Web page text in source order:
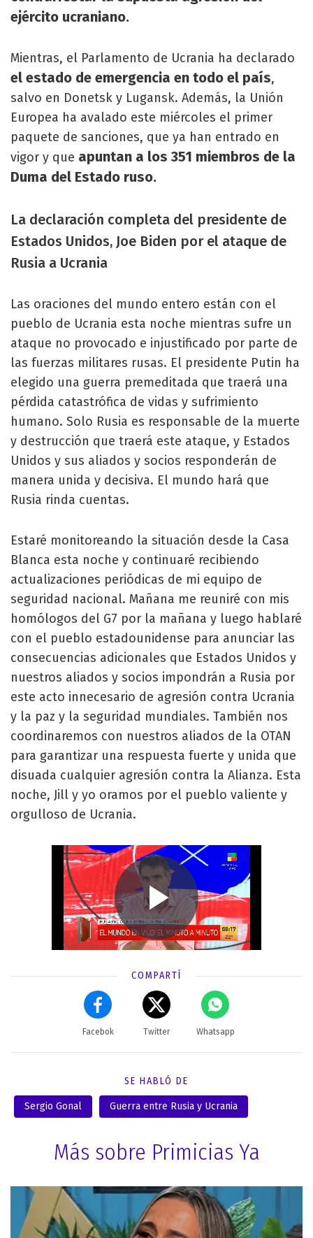
ejército ucraniano.
Mientras, el Parlamento de Ucrania ha declarado
el estado de emergencia en todo el país,
salvo en Donetsk y Lugansk. Además, la Unión
Europea ha avalado este miércoles el primer
paquete de sanciones, que ya han entrado en
vigor y que apuntan a los 351 miembros de la
Duma del Estado ruso.
La declaración completa del presidente de
Estados Unidos, Joe Biden por el ataque de
Rusia a Ucrania
Las oraciones del mundo entero están con el
pueblo de Ucrania esta noche mientras sufre un
ataque no provocado e injustificado por parte de
las fuerzas militares rusas. El presidente Putin ha
elegido una guerra premeditada que traerá una
pérdida catastrófica de vidas y sufrimiento
humano. Solo Rusia es responsable de la muerte
y destrucción que traerá este ataque, y Estados
Unidos y sus aliados y socios responderán de
manera unida y decisiva. El mundo hará que
Rusia rinda cuentas.
Estaré monitoreando la situación desde la Casa
Blanca esta noche y continuaré recibiendo
actualizaciones periódicas de mi equipo de
seguridad nacional. Mañana me reuniré con mis
homólogos del G7 por la mañana y luego hablaré
con el pueblo estadounidense para anunciar las
consecuencias adicionales que Estados Unidos y
nuestros aliados y socios impondrán a Rusia por
este acto innecesario de agresión contra Ucrania
y la paz y la seguridad mundiales. También nos
coordinaremos con nuestros aliados de la OTAN
para garantizar una respuesta fuerte y unida que
disuada cualquier agresión contra la Alianza. Esta
noche, Jill y yo oramos por el pueblo valiente y
orgulloso de Ucrania.
COMPARTÍ
Facebok Twitter Whatsapp
SE HABLÓ DE
Sergio Gonal Guerra entre Rusia y Ucrania
Más sobre Primicias Ya